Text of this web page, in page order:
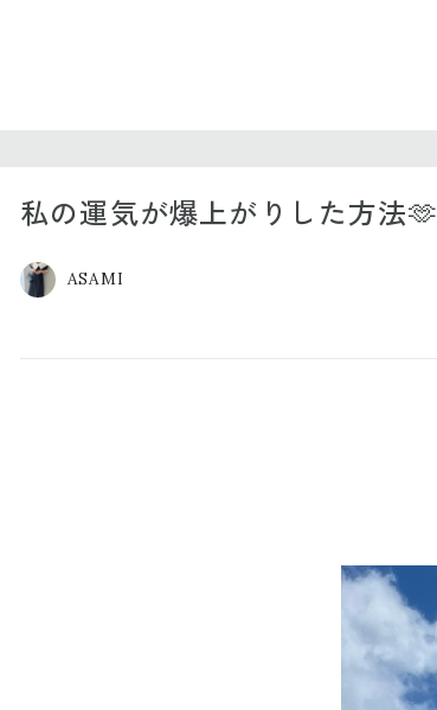
私の運気が爆上がりした方法🫶
ASAMI